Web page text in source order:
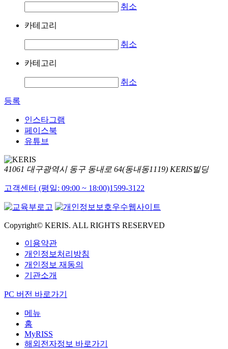
취소
카테고리
취소
카테고리
취소
등록
인스타그램
페이스북
유튜브
41061 대구광역시 동구 동내로 64(동내동1119) KERIS빌딩
고객센터 (평일: 09:00 ~ 18:00)1599-3122
Copyright© KERIS. ALL RIGHTS RESERVED
이용약관
개인정보처리방침
개인정보 재동의
기관소개
PC 버전 바로가기
메뉴
홈
MyRISS
해외전자정보 바로가기